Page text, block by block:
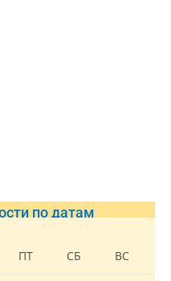
по датам
ПТ СБ ВС